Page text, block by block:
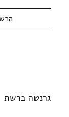
גרנטה ברשת